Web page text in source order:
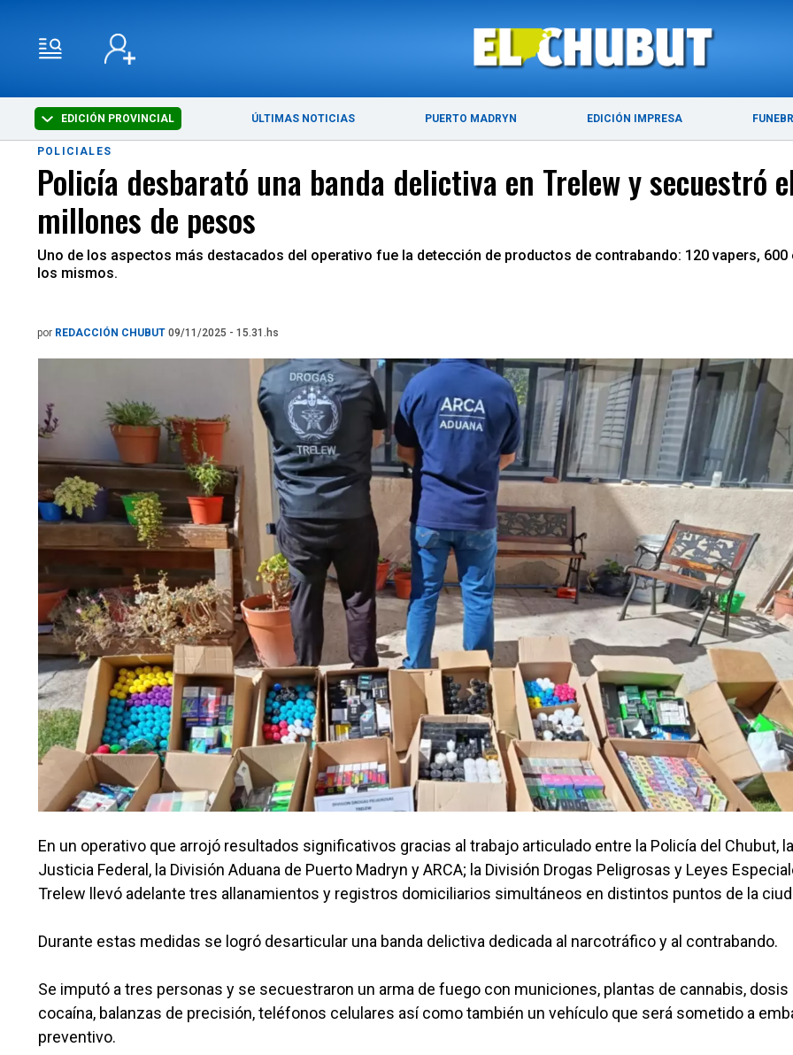
EDICIÓN PROVINCIAL ÚLTIMAS NOTICIAS PUERTO MADRYN EDICIÓN IMPRESA
ÚLTIMAS NOTICIAS PUERTO MADRYN
POLICIALES
Policía desbarató una banda delictiva en Trelew y secuestró
millones de pesos
Uno de los aspectos más destacados del operativo fue la detección de productos de contrabando: 120 vapers,
los mismos.
por REDACCIÓN CHUBUT 09/11/2025 - 15.31.hs
En un operativo que arrojó resultados significativos gracias al trabajo articulado entre la Policía del Chubut, la
Justicia Federal, la División Aduana de Puerto Madryn y ARCA; la División Drogas Peligrosas y Leyes
Trelew llevó adelante tres allanamientos y registros domiciliarios simultáneos en distintos puntos de la
Durante estas medidas se logró desarticular una banda delictiva dedicada al narcotráfico y al contrabando.
Se imputó a tres personas y se secuestraron un arma de fuego con municiones, plantas de cannabis, dosis
cocaína, balanzas de precisión, teléfonos celulares así como también un vehículo que será sometido a
preventivo.